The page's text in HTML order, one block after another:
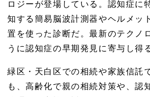
ロジーが登場している。認知症に
知する簡易脳波計測器やヘルメッ
置を使った診断だ。最新のテクノ
うに認知症の早期発見に寄与し得
緑区・天白区での相続や家族信託
も、高齢化で親の相続対策や、認